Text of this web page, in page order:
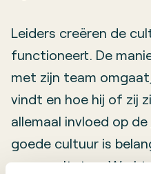
Leiders creëren de
functioneert. De
met zijn team
vindt en hoe hij of zij
allemaal invloed op de
goede cultuur is
van resultaten. Werkt